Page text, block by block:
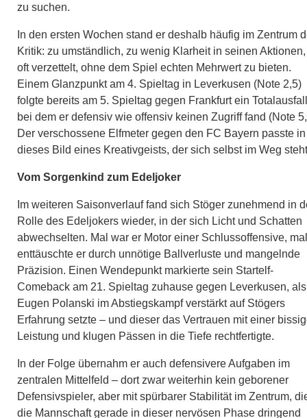
zu suchen.
In den ersten Wochen stand er deshalb häufig im Zentrum
Kritik: zu umständlich, zu wenig Klarheit in seinen
oft verzettelt, ohne dem Spiel echten Mehrwert zu bieten.
Einem Glanzpunkt am 4. Spieltag in Leverkusen (Note 2,5)
folgte bereits am 5. Spieltag gegen Frankfurt ein
bei dem er defensiv wie offensiv keinen Zugriff fand (Note
Der verschossene Elfmeter gegen den FC Bayern passte in
dieses Bild eines Kreativgeists, der sich selbst im Weg
Vom Sorgenkind zum Edeljoker
Im weiteren Saisonverlauf fand sich Stöger zunehmend in
Rolle des Edeljokers wieder, in der sich Licht und Schatten
abwechselten. Mal war er Motor einer Schlussoffensive, mal
enttäuschte er durch unnötige Ballverluste und mangelnde
Präzision. Einen Wendepunkt markierte sein Startelf-
Comeback am 21. Spieltag zuhause gegen Leverkusen, als
Eugen Polanski im Abstiegskampf verstärkt auf Stögers
Erfahrung setzte – und dieser das Vertrauen mit einer
Leistung und klugen Pässen in die Tiefe rechtfertigte.
In der Folge übernahm er auch defensivere Aufgaben im
zentralen Mittelfeld – dort zwar weiterhin kein geborener
Defensivspieler, aber mit spürbarer Stabilität im Zentrum,
die Mannschaft gerade in dieser nervösen Phase dringend